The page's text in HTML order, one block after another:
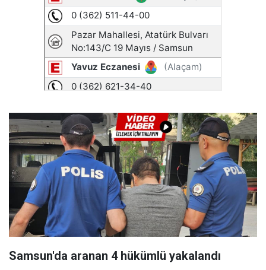
Samsun'da aranan 4 hükümlü yakalandı